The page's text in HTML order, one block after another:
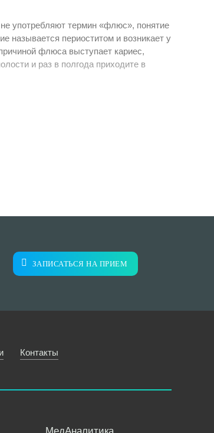
употребляют термин «флюс», понятие
называется периоститом и возникает у
флюса выступает кариес,
и раз в полгода приходите в
ЗАПИСАТЬСЯ НА ПРИЕМ
Контакты